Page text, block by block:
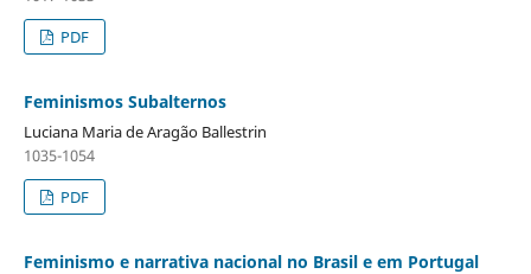
PDF
Feminismos Subalternos
Luciana Maria de Aragão Ballestrin
1035-1054
PDF
Feminismo e narrativa nacional no Brasil e em Portugal